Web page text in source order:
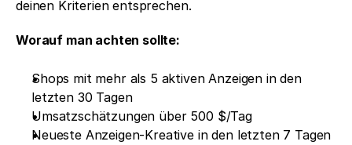
deinen Kriterien entsprechen.
Worauf man achten sollte:
Shops mit mehr als 5 aktiven Anzeigen in den
letzten 30 Tagen
Umsatzschätzungen über 500 $/Tag
Neueste Anzeigen-Kreative in den letzten 7 Tagen